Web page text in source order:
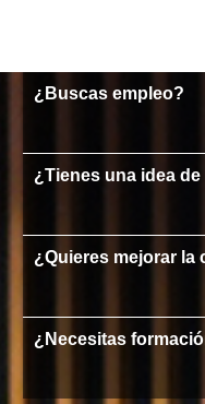
¿Buscas empleo?
¿Tienes una idea
¿Quieres mejorar la
¿Necesitas